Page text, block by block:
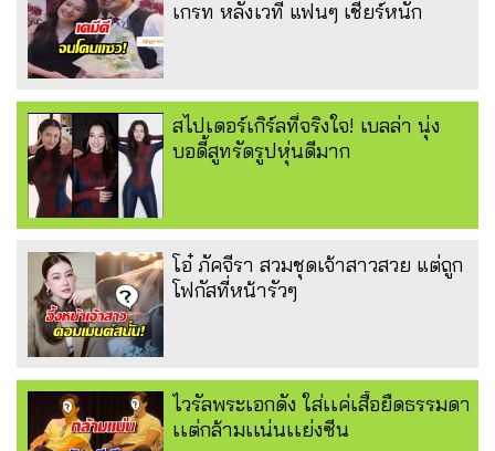
เกรท หลังเวที แฟนๆ เชียร์หนัก
สไปเดอร์เกิร์ลที่จริงใจ! เบลล่า นุ่ง
บอดี้สูทรัดรูปหุ่นดีมาก
โอ๋ ภัคจีรา สวมชุดเจ้าสาวสวย แต่ถูก
โฟกัสที่หน้ารัวๆ
ไวรัลพระเอกดัง ใส่เเค่เสื้อยืดธรรมดา
เเต่กล้ามเเน่นเเย่งซีน